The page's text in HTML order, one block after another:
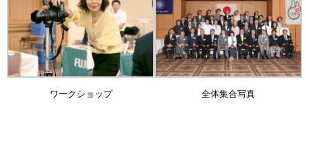
ワークショップ 全体集合写真